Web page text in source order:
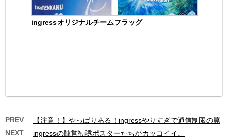
ingressオリジナルチームフラッグ
PREV
【注意！】やっぱりある！ingressやりすぎで通信制限の罠
NEXT
ingressの陣営勧誘ポスターたちがカッコイイ。